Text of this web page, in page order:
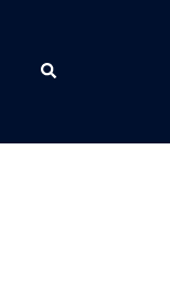
Suche